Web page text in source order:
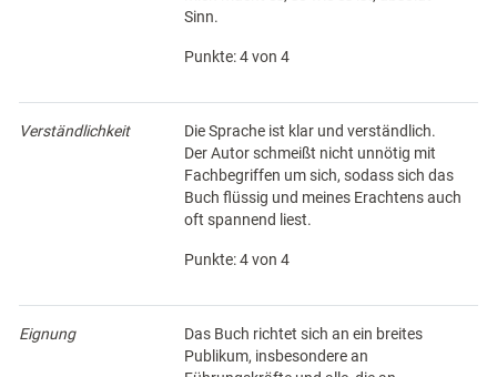
Sinn.
Punkte: 4 von 4
Verständlichkeit
Die Sprache ist klar und verständlich.
Der Autor schmeißt nicht unnötig mit
Fachbegriffen um sich, sodass sich das
Buch flüssig und meines Erachtens auch
oft spannend liest.
Punkte: 4 von 4
Eignung
Das Buch richtet sich an ein breites
Publikum, insbesondere an